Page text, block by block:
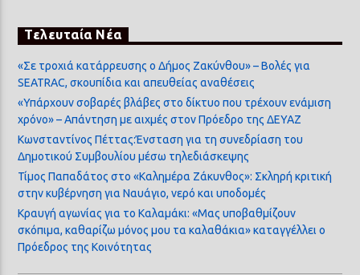
Τελευταία Νέα
«Σε τροχιά κατάρρευσης ο Δήμος Ζακύνθου» – Βολές για
SEATRAC, σκουπίδια και απευθείας αναθέσεις
«Υπάρχουν σοβαρές βλάβες στο δίκτυο που τρέχουν ενάμιση
χρόνο» – Απάντηση με αιχμές στον Πρόεδρο της ΔΕΥΑΖ
Κωνσταντίνος Πέττας:Ένσταση για τη συνεδρίαση του
Δημοτικού Συμβουλίου μέσω τηλεδιάσκεψης
Τίμος Παπαδάτος στο «Καλημέρα Ζάκυνθος»: Σκληρή κριτική
στην κυβέρνηση για Ναυάγιο, νερό και υποδομές
Κραυγή αγωνίας για το Καλαμάκι: «Μας υποβαθμίζουν
σκόπιμα, καθαρίζω μόνος μου τα καλαθάκια» καταγγέλλει ο
Πρόεδρος της Κοινότητας